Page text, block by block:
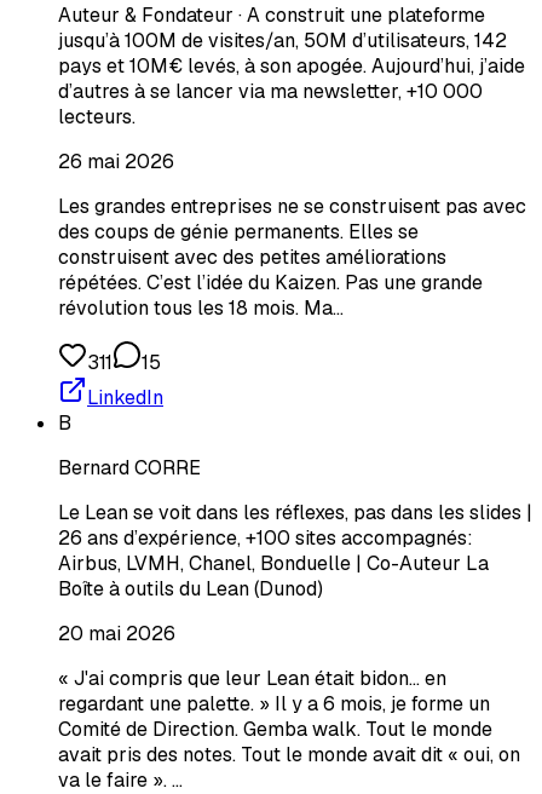
Auteur & Fondateur · A construit une plateforme
jusqu’à 100M de visites/an, 50M d’utilisateurs, 142
pays et 10M€ levés, à son apogée. Aujourd’hui, j’aide
d’autres à se lancer via ma newsletter, +10 000
lecteurs.
26 mai 2026
Les grandes entreprises ne se construisent pas avec
des coups de génie permanents. Elles se
construisent avec des petites améliorations
répétées. C’est l’idée du Kaizen. Pas une grande
révolution tous les 18 mois. Ma…
311
15
LinkedIn
B
Bernard CORRE
Le Lean se voit dans les réflexes, pas dans les slides |
26 ans d’expérience, +100 sites accompagnés:
Airbus, LVMH, Chanel, Bonduelle | Co-Auteur La
Boîte à outils du Lean (Dunod)
20 mai 2026
« J'ai compris que leur Lean était bidon… en
regardant une palette. » Il y a 6 mois, je forme un
Comité de Direction. Gemba walk. Tout le monde
avait pris des notes. Tout le monde avait dit « oui, on
va le faire ». …